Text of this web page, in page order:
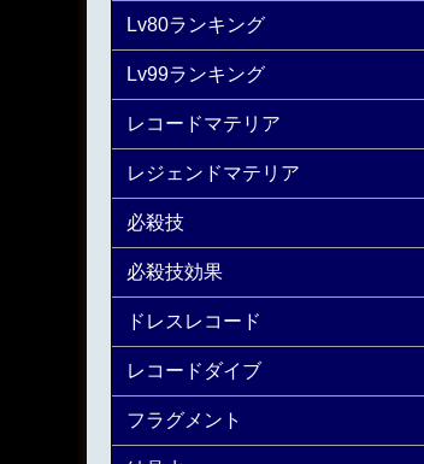
Lv80ランキング
Lv99ランキング
レコードマテリア
レジェンドマテリア
必殺技
必殺技効果
ドレスレコード
レコードダイブ
フラグメント